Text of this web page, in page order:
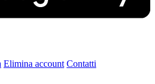
Elimina account Contatti